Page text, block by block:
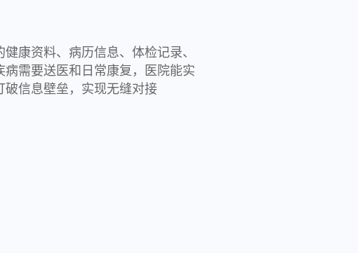
康资料、病历信息、体检记录、
病需要送医和日常康复，医院能实
破信息壁垒，实现无缝对接